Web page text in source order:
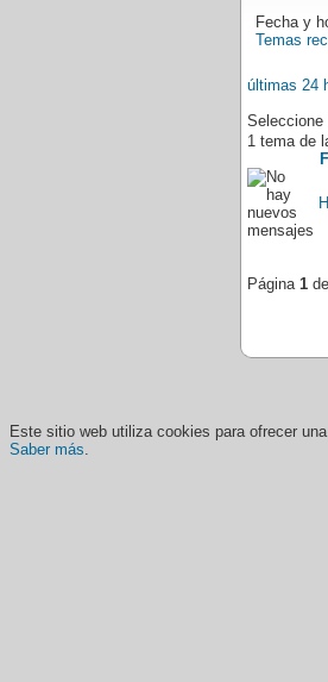
Fecha y
Temas
últimas 24
Seleccione
1 tema de
Página 1 de
Este sitio web utiliza cookies para ofrecer
Saber más.